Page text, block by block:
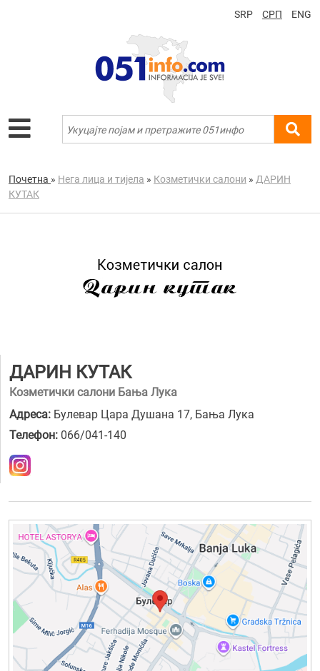
SRP СРП ENG
Почетна » Нега лица и тијела » Козметички салони » ДАРИН
КУТАК
ДАРИН КУТАК
Козметички салони Бања Лука
Адреса: Булевар Цара Душана 17, Бања Лука
Телефон: 066/041-140